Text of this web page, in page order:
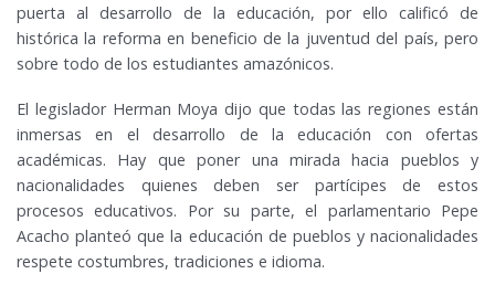
puerta al desarrollo de la educación, por ello calificó de
histórica la reforma en beneficio de la juventud del país, pero
sobre todo de los estudiantes amazónicos.
El legislador Herman Moya dijo que todas las regiones están
inmersas en el desarrollo de la educación con ofertas
académicas. Hay que poner una mirada hacia pueblos y
nacionalidades quienes deben ser partícipes de estos
procesos educativos. Por su parte, el parlamentario Pepe
Acacho planteó que la educación de pueblos y nacionalidades
respete costumbres, tradiciones e idioma.